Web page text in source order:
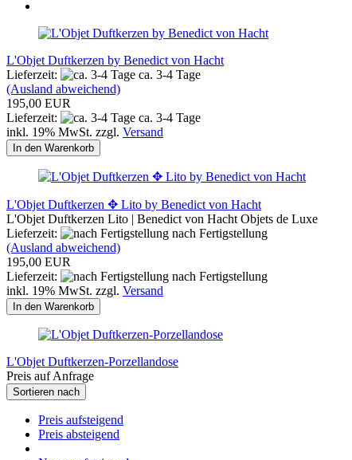
L'Objet Duftkerzen by Benedict von Hacht
Lieferzeit:
ca. 3-4 Tage
(Ausland abweichend)
195,00 EUR
Lieferzeit:
ca. 3-4 Tage
inkl. 19% MwSt. zzgl. Versand
In den Warenkorb
L'Objet Duftkerzen ✥ Lito by Benedict von Hacht
L'Objet Duftkerzen Lito | Benedict von Hacht Objets de Luxe
Lieferzeit:
nach Fertigstellung
(Ausland abweichend)
195,00 EUR
Lieferzeit:
nach Fertigstellung
inkl. 19% MwSt. zzgl. Versand
In den Warenkorb
L'Objet Duftkerzen-Porzellandose
Preis auf Anfrage
Sortieren nach
Preis aufsteigend
Preis absteigend